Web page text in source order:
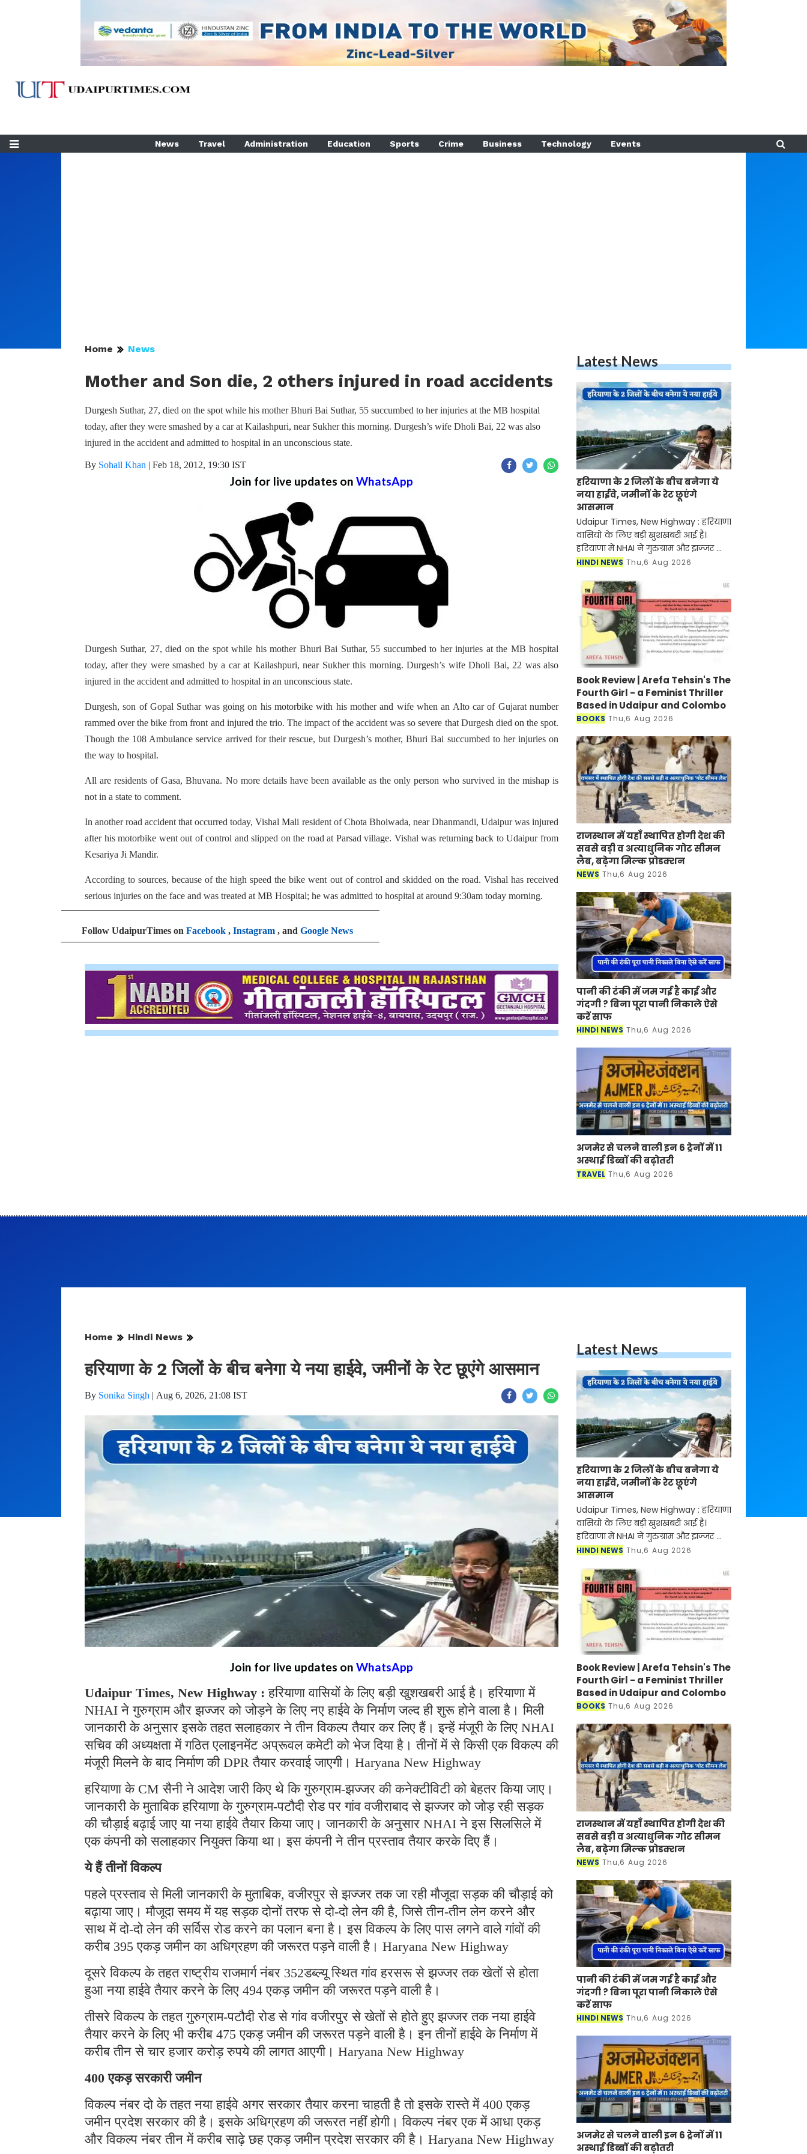
News Travel Administration Education Sports Crime Business Technology Events
Home News
Mother and Son die, 2 others injured in road accidents
Durgesh Suthar, 27, died on the spot while his mother Bhuri Bai Suthar, 55 succumbed to her injuries at the MB hospital
today, after they were smashed by a car at Kailashpuri, near Sukher this morning. Durgesh’s wife Dholi Bai, 22 was also
injured in the accident and admitted to hospital in an unconscious state.
By Sohail Khan | Feb 18, 2012, 19:30 IST
Join for live updates on WhatsApp
Durgesh Suthar, 27, died on the spot while his mother Bhuri Bai Suthar, 55 succumbed to her injuries at the MB hospital
today, after they were smashed by a car at Kailashpuri, near Sukher this morning. Durgesh’s wife Dholi Bai, 22 was also
injured in the accident and admitted to hospital in an unconscious state.
Durgesh, son of Gopal Suthar was going on his motorbike with his mother and wife when an Alto car of Gujarat number
rammed over the bike from front and injured the trio. The impact of the accident was so severe that Durgesh died on the spot.
Though the 108 Ambulance service arrived for their rescue, but Durgesh’s mother, Bhuri Bai succumbed to her injuries on
the way to hospital.
All are residents of Gasa, Bhuvana. No more details have been available as the only person who survived in the mishap is
not in a state to comment.
In another road accident that occurred today, Vishal Mali resident of Chota Bhoiwada, near Dhanmandi, Udaipur was injured
after his motorbike went out of control and slipped on the road at Parsad village. Vishal was returning back to Udaipur from
Kesariya Ji Mandir.
According to sources, because of the high speed the bike went out of control and skidded on the road. Vishal has received
serious injuries on the face and was treated at MB Hospital; he was admitted to hospital at around 9:30am today morning.
Follow UdaipurTimes on Facebook , Instagram , and Google News
Latest News
हरियाणा के 2 जिलों के बीच बनेगा ये
नया हाईवे, जमीनों के रेट छूएंगे
आसमान
Udaipur Times, New Highway : हरियाणा
वासियों के लिए बड़ी खुशखबरी आई है।
हरियाणा में NHAI ने गुरुग्राम और झज्जर को
जोड़ने के लिए नए हाईवे के निर्माण जल्द ही
इस
HINDI NEWS Thu,6 Aug 2026
Book Review | Arefa Tehsin's The
Fourth Girl - a Feminist Thriller
Based in Udaipur and Colombo
BOOKS Thu,6 Aug 2026
राजस्थान में यहाँ स्थापित होगी देश की
सबसे बड़ी व अत्याधुनिक गोट सीमन
लैब, बढ़ेगा मिल्क प्रोडक्शन
NEWS Thu,6 Aug 2026
पानी की टंकी में जम गई है काई और
गंदगी ? बिना पूरा पानी निकाले ऐसे
करें साफ
HINDI NEWS Thu,6 Aug 2026
अजमेर से चलने वाली इन 6 ट्रेनों में 11
अस्थाई डिब्बों की बढ़ोतरी
TRAVEL Thu,6 Aug 2026
Home Hindi News
हरियाणा के 2 जिलों के बीच बनेगा ये नया हाईवे, जमीनों के रेट छूएंगे आसमान
By Sonika Singh | Aug 6, 2026, 21:08 IST
Join for live updates on WhatsApp
Udaipur Times, New Highway :हरियाणा वासियों के लिए बड़ी खुशखबरी आई है। हरियाणा में
NHAI ने गुरुग्राम और झज्जर को जोड़ने के लिए नए हाईवे के निर्माण जल्द ही शुरू होने वाला है। मिली
जानकारी के अनुसार इसके तहत सलाहकार ने तीन विकल्प तैयार कर लिए हैं। इन्हें मंजूरी के लिए NHAI
सचिव की अध्यक्षता में गठित एलाइनमेंट अप्रूवल कमेटी को भेज दिया है। तीनों में से किसी एक विकल्प की
मंजूरी मिलने के बाद निर्माण की DPR तैयार करवाई जाएगी। Haryana New Highway
हरियाणा के CM सैनी ने आदेश जारी किए थे कि गुरुग्राम-झज्जर की कनेक्टीविटी को बेहतर किया जाए।
जानकारी के मुताबिक हरियाणा के गुरुग्राम-पटौदी रोड पर गांव वजीराबाद से झज्जर को जोड़ रही सड़क
की चौड़ाई बढ़ाई जाए या नया हाईवे तैयार किया जाए। जानकारी के अनुसार NHAI ने इस सिलसिले में
एक कंपनी को सलाहकार नियुक्त किया था। इस कंपनी ने तीन प्रस्ताव तैयार करके दिए हैं।
ये हैं तीनों विकल्प
पहले प्रस्ताव से मिली जानकारी के मुताबिक, वजीरपुर से झज्जर तक जा रही मौजूदा सड़क की चौड़ाई को
बढ़ाया जाए। मौजूदा समय में यह सड़क दोनों तरफ से दो-दो लेन की है, जिसे तीन-तीन लेन करने और
साथ में दो-दो लेन की सर्विस रोड करने का पलान बना है। इस विकल्प के लिए पास लगने वाले गांवों की
करीब 395 एकड़ जमीन का अधिग्रहण की जरूरत पड़ने वाली है। Haryana New Highway
दूसरे विकल्प के तहत राष्ट्रीय राजमार्ग नंबर 352डब्ल्यू स्थित गांव हरसरू से झज्जर तक खेतों से होता
हुआ नया हाईवे तैयार करने के लिए 494 एकड़ जमीन की जरूरत पड़ने वाली है।
तीसरे विकल्प के तहत गुरुग्राम-पटौदी रोड से गांव वजीरपुर से खेतों से होते हुए झज्जर तक नया हाईवे
तैयार करने के लिए भी करीब 475 एकड़ जमीन की जरूरत पड़ने वाली है। इन तीनों हाईवे के निर्माण में
करीब तीन से चार हजार करोड़ रुपये की लागत आएगी। Haryana New Highway
400 एकड़ सरकारी जमीन
विकल्प नंबर दो के तहत नया हाईवे अगर सरकार तैयार करना चाहती है तो इसके रास्ते में 400 एकड़
जमीन प्रदेश सरकार की है। इसके अधिग्रहण की जरूरत नहीं होगी। विकल्प नंबर एक में आधा एकड़
और विकल्प नंबर तीन में करीब साढ़े छह एकड़ जमीन प्रदेश सरकार की है। Haryana New Highway
Latest News
हरियाणा के 2 जिलों के बीच बनेगा ये
नया हाईवे, जमीनों के रेट छूएंगे
आसमान
Udaipur Times, New Highway : हरियाणा
वासियों के लिए बड़ी खुशखबरी आई है।
हरियाणा में NHAI ने गुरुग्राम और झज्जर को
जोड़ने के लिए नए हाईवे के निर्माण जल्द ही
इस
HINDI NEWS Thu,6 Aug 2026
Book Review | Arefa Tehsin's The
Fourth Girl - a Feminist Thriller
Based in Udaipur and Colombo
BOOKS Thu,6 Aug 2026
राजस्थान में यहाँ स्थापित होगी देश की
सबसे बड़ी व अत्याधुनिक गोट सीमन
लैब, बढ़ेगा मिल्क प्रोडक्शन
NEWS Thu,6 Aug 2026
पानी की टंकी में जम गई है काई और
गंदगी ? बिना पूरा पानी निकाले ऐसे
करें साफ
HINDI NEWS Thu,6 Aug 2026
अजमेर से चलने वाली इन 6 ट्रेनों में 11
अस्थाई डिब्बों की बढ़ोतरी